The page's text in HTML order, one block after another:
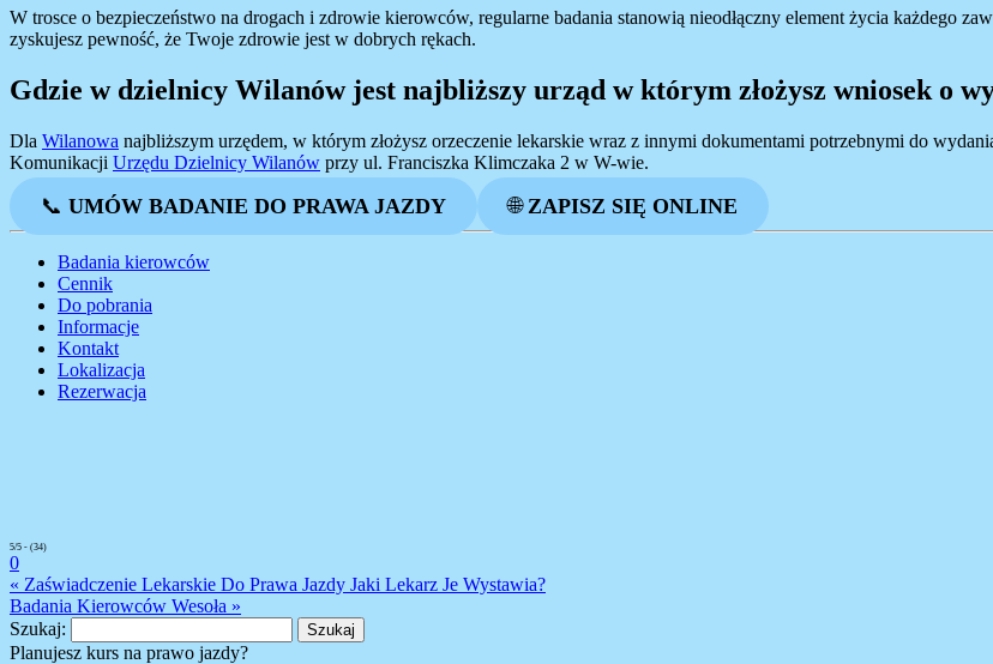
W trosce o bezpieczeństwo na drogach i zdrowie kierowców, regularne badania stanowią nieodłączny element życia każdego
zyskujesz pewność, że Twoje zdrowie jest w dobrych rękach.
Gdzie w dzielnicy Wilanów jest najbliższy urząd w którym złożysz wniosek o
Dla Wilanowa najbliższym urzędem, w którym złożysz orzeczenie lekarskie wraz z innymi dokumentami potrzebnymi do
Komunikacji Urzędu Dzielnicy Wilanów przy ul. Franciszka Klimczaka 2 w W-wie.
📞 UMÓW BADANIE DO PRAWA JAZDY 🌐ZAPISZ SIĘ ONLINE
Badania kierowców
Cennik
Do pobrania
Informacje
Kontakt
Lokalizacja
Rezerwacja
5/5 - (34)
0
« Zaświadczenie Lekarskie Do Prawa Jazdy Jaki Lekarz Je Wystawia?
Badania Kierowców Wesoła »
Szukaj:
Planujesz kurs na prawo jazdy?